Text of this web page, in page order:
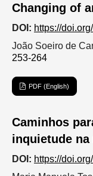
Changing of
DOI: https://
João Soeiro de
253-264
PDF (English)
Caminhos
inquietude
DOI: https://